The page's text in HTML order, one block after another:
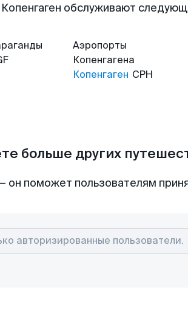
обслуживают
Аэропорты
Копенгагена
Копенгаген CPH
больше других
он поможет пользователям